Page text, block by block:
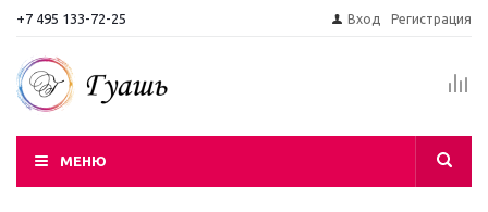
+7 495 133-72-25 Вход Регистрация
МЕНЮ